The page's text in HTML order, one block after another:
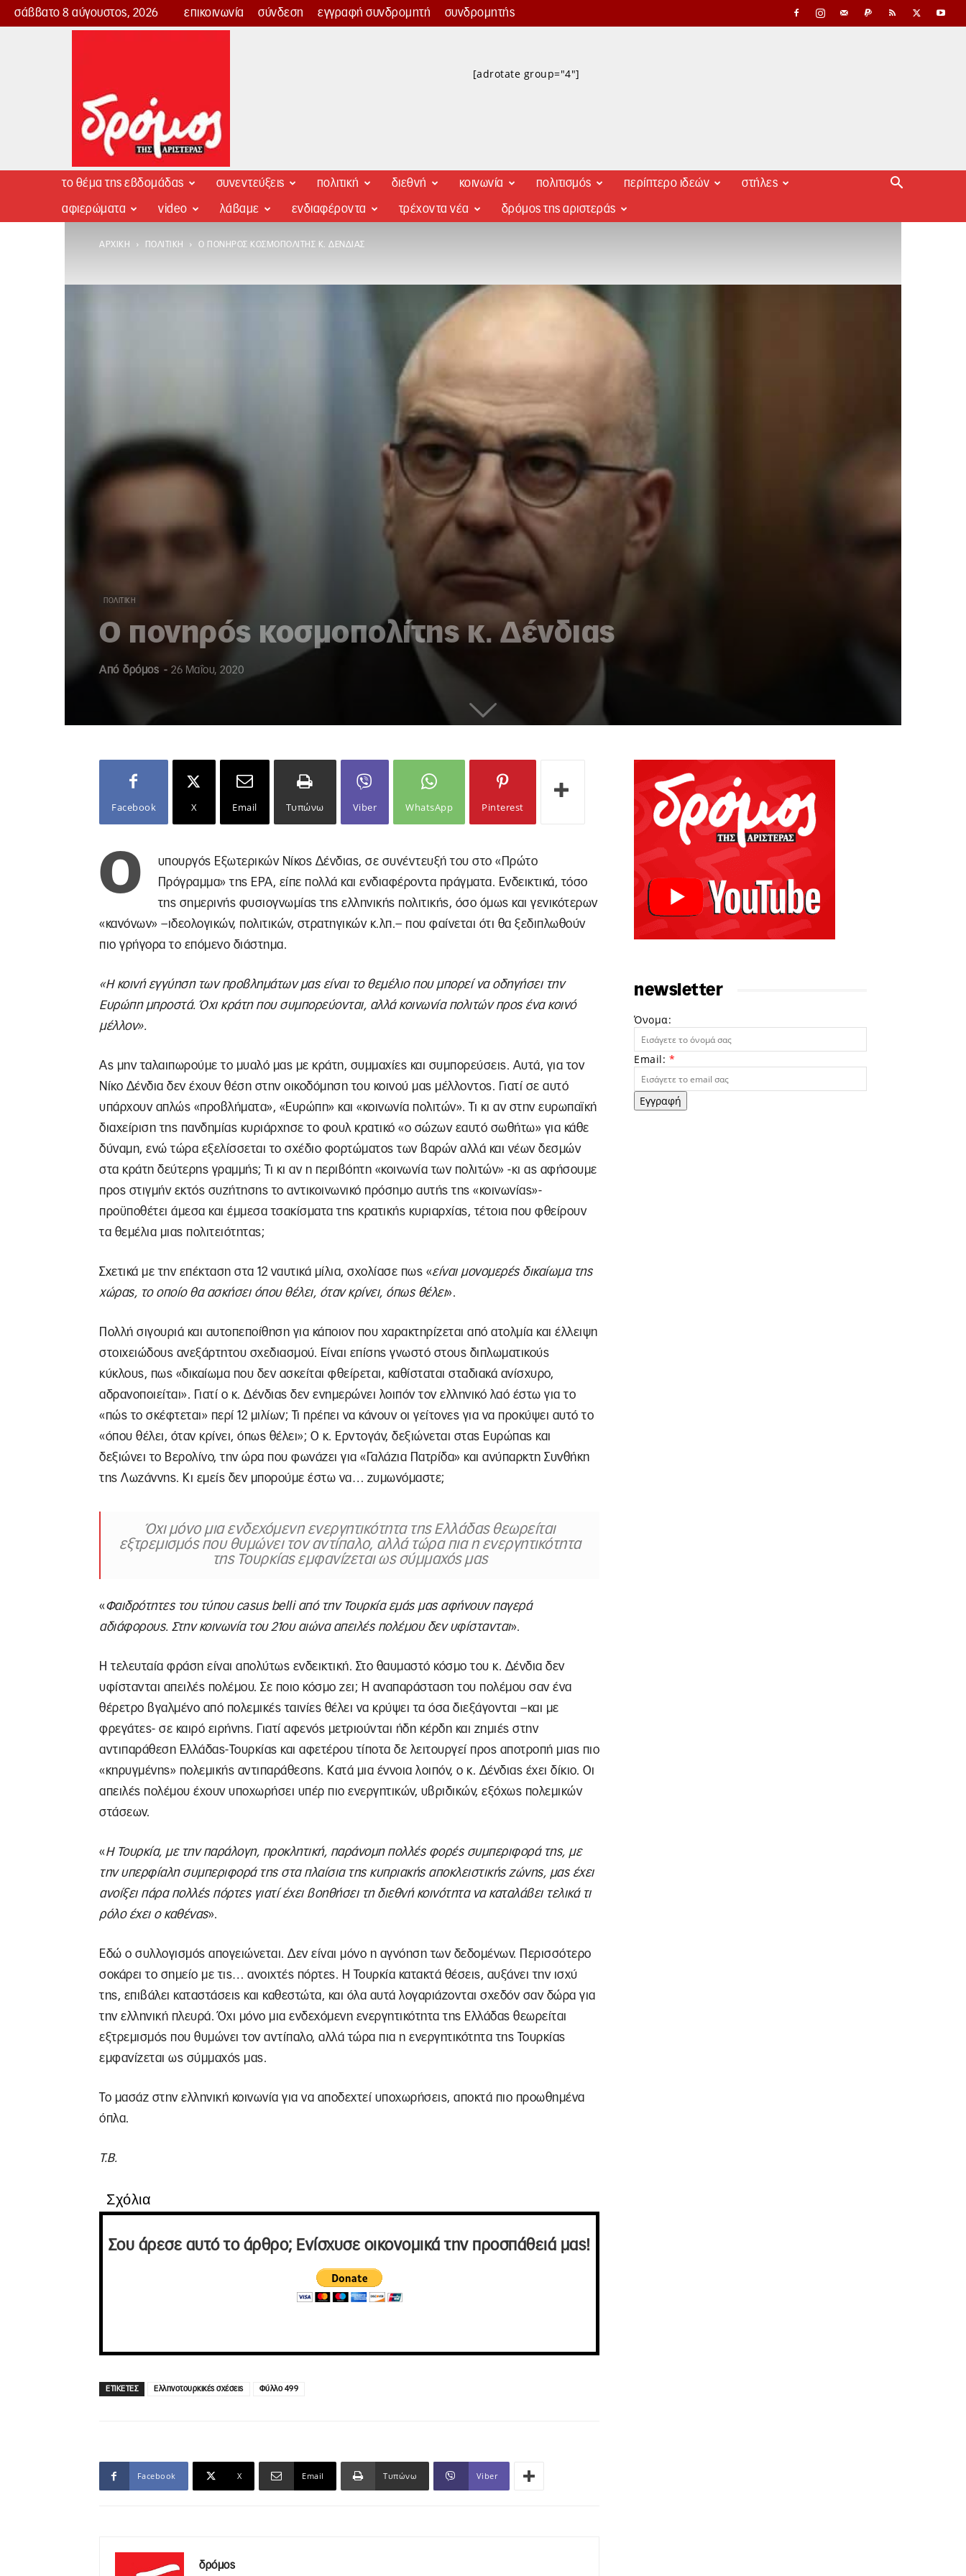
σάββατο 8 αύγουστος, 2026 επικοινωνία σύνδεση εγγραφή συνδρομητή συνδρομητής
Δρόμος
[adrotate group="4"]
το θέμα της εβδομάδας συνεντεύξεις πολιτική διεθνή κοινωνία πολιτισμός περίπτερο ιδεών στήλες
αφιερώματα video λάβαμε ενδιαφέροντα τρέχοντα νέα δρόμος της αριστεράς
ΑΡΧΙΚΉ ΠΟΛΙΤΙΚΉ Ο ΠΟΝΗΡΌΣ ΚΟΣΜΟΠΟΛΊΤΗΣ Κ. ΔΈΝΔΙΑΣ
ΠΟΛΙΤΙΚΉ
Ο πονηρός κοσμοπολίτης κ. Δένδιας
Από δρόμος - 26 Μαΐου, 2020
Facebook X Email Τυπώνω Viber WhatsApp Pinterest
Ο
υπουργός Εξωτερικών Νίκος Δένδιας, σε συνέντευξή του στο «Πρώτο
Πρόγραμμα» της ΕΡΑ, είπε πολλά και ενδιαφέροντα πράγματα. Ενδεικτικά, τόσο
της σημερινής φυσιογνωμίας της ελληνικής πολιτικής, όσο όμως και γενικότερων
«κανόνων» –ιδεολογικών, πολιτικών, στρατηγικών κ.λπ.– που φαίνεται ότι θα ξεδιπλωθούν
πιο γρήγορα το επόμενο διάστημα.
«Η κοινή εγγύηση των προβλημάτων μας είναι το θεμέλιο που μπορεί να οδηγήσει την
Ευρώπη μπροστά. Όχι κράτη που συμπορεύονται, αλλά κοινωνία πολιτών προς ένα κοινό
μέλλον».
Ας μην ταλαιπωρούμε το μυαλό μας με κράτη, συμμαχίες και συμπορεύσεις. Αυτά, για τον
Νίκο Δένδια δεν έχουν θέση στην οικοδόμηση του κοινού μας μέλλοντος. Γιατί σε αυτό
υπάρχουν απλώς «προβλήματα», «Ευρώπη» και «κοινωνία πολιτών». Τι κι αν στην ευρωπαϊκή
διαχείριση της πανδημίας κυριάρχησε το φουλ κρατικό «ο σώζων εαυτό σωθήτω» για κάθε
δύναμη, ενώ τώρα εξελίσσεται το σχέδιο φορτώματος των βαρών αλλά και νέων δεσμών
στα κράτη δεύτερης γραμμής; Τι κι αν η περιβόητη «κοινωνία των πολιτών» -κι ας αφήσουμε
προς στιγμήν εκτός συζήτησης το αντικοινωνικό πρόσημο αυτής της «κοινωνίας»-
προϋποθέτει άμεσα και έμμεσα τσακίσματα της κρατικής κυριαρχίας, τέτοια που φθείρουν
τα θεμέλια μιας πολιτειότητας;
Σχετικά με την επέκταση στα 12 ναυτικά μίλια, σχολίασε πως «είναι μονομερές δικαίωμα της
χώρας, το οποίο θα ασκήσει όπου θέλει, όταν κρίνει, όπως θέλει».
Πολλή σιγουριά και αυτοπεποίθηση για κάποιον που χαρακτηρίζεται από ατολμία και έλλειψη
στοιχειώδους ανεξάρτητου σχεδιασμού. Είναι επίσης γνωστό στους διπλωματικούς
κύκλους, πως «δικαίωμα που δεν ασκείται φθείρεται, καθίσταται σταδιακά ανίσχυρο,
αδρανοποιείται». Γιατί ο κ. Δένδιας δεν ενημερώνει λοιπόν τον ελληνικό λαό έστω για το
«πώς το σκέφτεται» περί 12 μιλίων; Τι πρέπει να κάνουν οι γείτονες για να προκύψει αυτό το
«όπου θέλει, όταν κρίνει, όπως θέλει»; Ο κ. Ερντογάν, δεξιώνεται στας Ευρώπας και
δεξιώνει το Βερολίνο, την ώρα που φωνάζει για «Γαλάζια Πατρίδα» και ανύπαρκτη Συνθήκη
της Λωζάννης. Κι εμείς δεν μπορούμε έστω να… ζυμωνόμαστε;
Όχι μόνο μια ενδεχόμενη ενεργητικότητα της Ελλάδας θεωρείται
εξτρεμισμός που θυμώνει τον αντίπαλο, αλλά τώρα πια η ενεργητικότητα
της Τουρκίας εμφανίζεται ως σύμμαχός μας
«Φαιδρότητες του τύπου casus belli από την Τουρκία εμάς μας αφήνουν παγερά
αδιάφορους. Στην κοινωνία του 21ου αιώνα απειλές πολέμου δεν υφίστανται».
Η τελευταία φράση είναι απολύτως ενδεικτική. Στο θαυμαστό κόσμο του κ. Δένδια δεν
υφίστανται απειλές πολέμου. Σε ποιο κόσμο ζει; Η αναπαράσταση του πολέμου σαν ένα
θέρετρο βγαλμένο από πολεμικές ταινίες θέλει να κρύψει τα όσα διεξάγονται –και με
φρεγάτες- σε καιρό ειρήνης. Γιατί αφενός μετριούνται ήδη κέρδη και ζημιές στην
αντιπαράθεση Ελλάδας-Τουρκίας και αφετέρου τίποτα δε λειτουργεί προς αποτροπή μιας πιο
«κηρυγμένης» πολεμικής αντιπαράθεσης. Κατά μια έννοια λοιπόν, ο κ. Δένδιας έχει δίκιο. Οι
απειλές πολέμου έχουν υποχωρήσει υπέρ πιο ενεργητικών, υβριδικών, εξόχως πολεμικών
στάσεων.
«Η Τουρκία, με την παράλογη, προκλητική, παράνομη πολλές φορές συμπεριφορά της, με
την υπερφίαλη συμπεριφορά της στα πλαίσια της κυπριακής αποκλειστικής ζώνης, μας έχει
ανοίξει πάρα πολλές πόρτες γιατί έχει βοηθήσει τη διεθνή κοινότητα να καταλάβει τελικά τι
ρόλο έχει ο καθένας».
Εδώ ο συλλογισμός απογειώνεται. Δεν είναι μόνο η αγνόηση των δεδομένων. Περισσότερο
σοκάρει το σημείο με τις… ανοιχτές πόρτες. Η Τουρκία κατακτά θέσεις, αυξάνει την ισχύ
της, επιβάλει καταστάσεις και καθεστώτα, και όλα αυτά λογαριάζονται σχεδόν σαν δώρα για
την ελληνική πλευρά. Όχι μόνο μια ενδεχόμενη ενεργητικότητα της Ελλάδας θεωρείται
εξτρεμισμός που θυμώνει τον αντίπαλο, αλλά τώρα πια η ενεργητικότητα της Τουρκίας
εμφανίζεται ως σύμμαχός μας.
Το μασάζ στην ελληνική κοινωνία για να αποδεχτεί υποχωρήσεις, αποκτά πιο προωθημένα
όπλα.
Τ.Β.
Σχόλια
Σου άρεσε αυτό το άρθρο; Ενίσχυσε οικονομικά την προσπάθειά μας!
ΕΤΙΚΕΤΕΣ Ελληνοτουρκικές σχέσεις Φύλλο 499
Facebook X Email Τυπώνω Viber
δρόμος
newsletter
Όνομα:
Email: *
Εγγραφή